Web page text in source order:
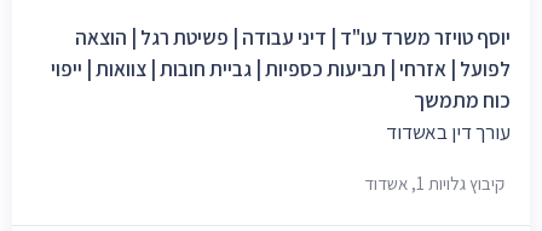
יוסף טויזר משרד עו"ד | דיני עבודה | פשיטת רגל | הוצאה
לפועל | אזרחי | תביעות כספיות | גביית חובות | צוואות | ייפוי
כוח מתמשך
עורך דין באשדוד
קיבוץ גלויות 1, אשדוד